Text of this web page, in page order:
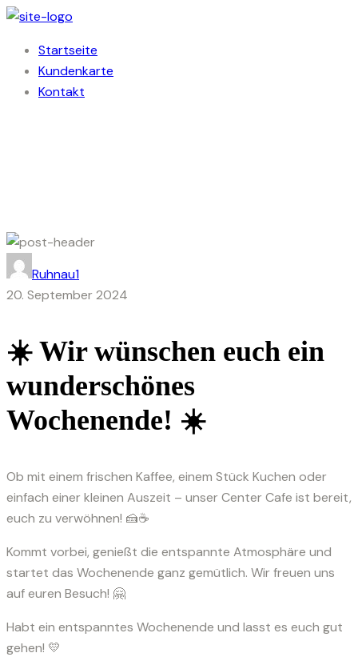
Startseite
Kundenkarte
Kontakt
Ruhnau1
20. September 2024
☀️ Wir wünschen euch ein
wunderschönes
Wochenende! ☀️
Ob mit einem frischen Kaffee, einem Stück Kuchen oder
einfach einer kleinen Auszeit – unser Center Cafe ist bereit,
euch zu verwöhnen! 🍰☕
Kommt vorbei, genießt die entspannte Atmosphäre und
startet das Wochenende ganz gemütlich. Wir freuen uns
auf euren Besuch! 🤗
Habt ein entspanntes Wochenende und lasst es euch gut
gehen! 💛